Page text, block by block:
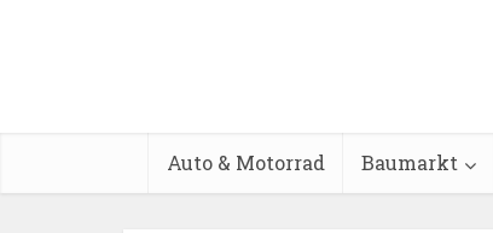
Auto & Motorrad Baumarkt